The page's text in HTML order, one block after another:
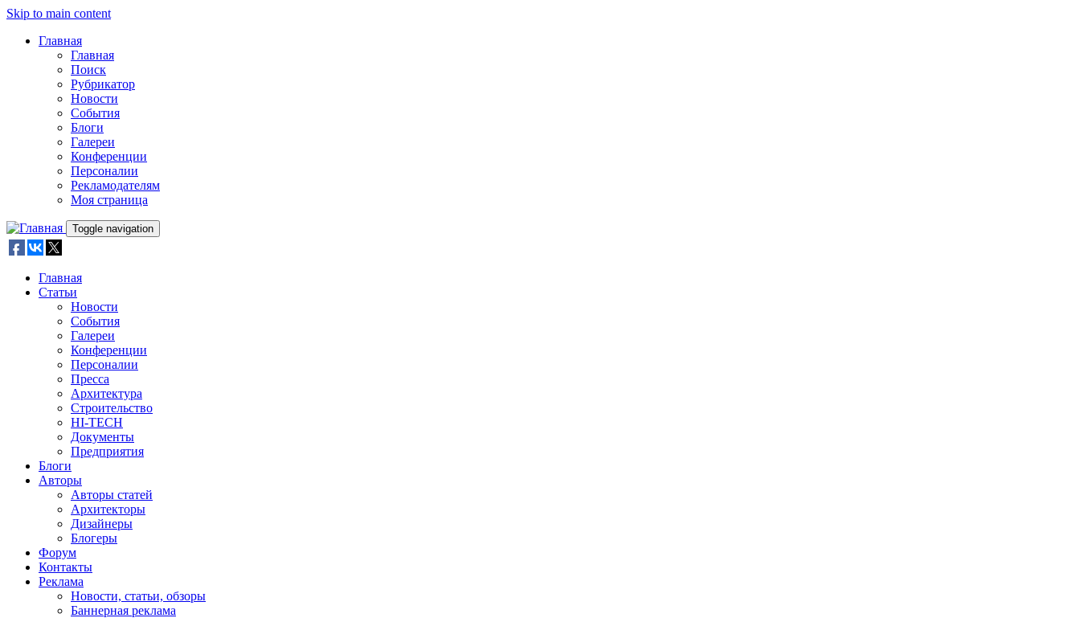
Skip to main content
Главная
Главная
Поиск
Рубрикатор
Новости
События
Блоги
Галереи
Конференции
Персоналии
Рекламодателям
Моя страница
Toggle navigation
Главная
Статьи
Новости
События
Галереи
Конференции
Персоналии
Пресса
Архитектура
Строительство
HI-TECH
Документы
Предприятия
Блоги
Авторы
Авторы статей
Архитекторы
Дизайнеры
Блогеры
Форум
Контакты
Реклама
Новости, статьи, обзоры
Баннерная реклама